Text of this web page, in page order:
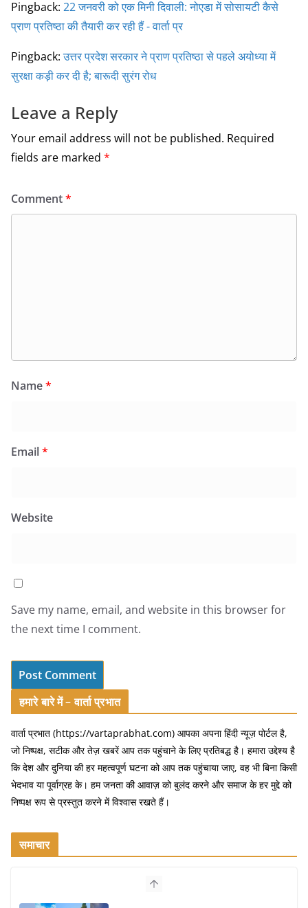
Pingback: 22 जनवरी को एक मिनी दिवाली: नोएडा में सोसायटी कैसे
प्राण प्रतिष्ठा की तैयारी कर रही हैं - वार्ता प्र
Pingback:उत्तर प्रदेश सरकार ने प्राण प्रतिष्ठा से पहले अयोध्या में
सुरक्षा कड़ी कर दी है; बारूदी सुरंग रोध
Leave a Reply
Your email address will not be published. Required
fields are marked *
Comment*
Name*
Email*
Website
Save my name, email, and website in this browser for
the next time I comment.
हमारे बारे में – वार्ता प्रभात
वार्ता प्रभात (https://vartaprabhat.com) आपका अपना हिंदी न्यूज़ पोर्टल है,
जो निष्पक्ष, सटीक और तेज़ खबरें आप तक पहुंचाने के लिए प्रतिबद्ध है। हमारा उद्देश्य है
कि देश और दुनिया की हर महत्वपूर्ण घटना को आप तक पहुंचाया जाए, वह भी बिना किसी
भेदभाव या पूर्वाग्रह के। हम जनता की आवाज़ को बुलंद करने और समाज के हर मुद्दे को
निष्पक्ष रूप से प्रस्तुत करने में विश्वास रखते हैं।
समाचार